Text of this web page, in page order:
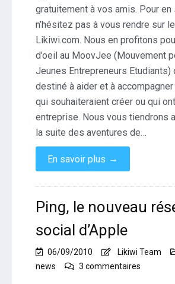
gratuitement à vos amis. Pour en
n’hésitez pas à vous rendre sur
Likiwi.com. Nous en profitons
d’oeil au MoovJee (Mouvement
Jeunes Entrepreneurs Etudiants)
destiné à aider et à
qui souhaiteraient créer ou qui
entreprise. Nous vous tiendrons
la suite des aventures de…
En savoir plus →
Ping, le nouveau
social d’Apple
06/09/2010 Likiwi Team
news
3 commentaires